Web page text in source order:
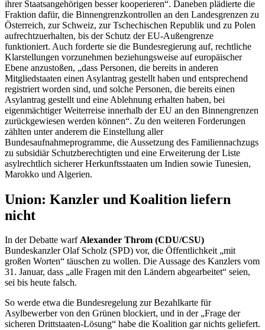
ihrer Staatsangehörigen besser kooperieren“. Daneben plädierte die
Fraktion dafür, die Binnengrenzkontrollen an den Landesgrenzen zu
Österreich, zur Schweiz, zur Tschechischen Republik und zu Polen
aufrechtzuerhalten, bis der Schutz der EU-Außengrenze
funktioniert. Auch forderte sie die Bundesregierung auf, rechtliche
Klarstellungen vorzunehmen beziehungsweise auf europäischer
Ebene anzustoßen, „dass Personen, die bereits in anderen
Mitgliedstaaten einen Asylantrag gestellt haben und entsprechend
registriert worden sind, und solche Personen, die bereits einen
Asylantrag gestellt und eine Ablehnung erhalten haben, bei
eigenmächtiger Weiterreise innerhalb der EU an den Binnengrenzen
zurückgewiesen werden können“. Zu den weiteren Forderungen
zählten unter anderem die Einstellung aller
Bundesaufnahmeprogramme, die Aussetzung des Familiennachzugs
zu subsidiär Schutzberechtigten und eine Erweiterung der Liste
asylrechtlich sicherer Herkunftsstaaten um Indien sowie Tunesien,
Marokko und Algerien.
Union: Kanzler und Koalition liefern
nicht
In der Debatte warfAlexander Throm (CDU/CSU)
Bundeskanzler Olaf Scholz (SPD) vor, die Öffentlichkeit „mit
großen Worten“ täuschen zu wollen. Die Aussage des Kanzlers vom
31. Januar, dass „alle Fragen mit den Ländern abgearbeitet“ seien,
sei bis heute falsch.
So werde etwa die Bundesregelung zur Bezahlkarte für
Asylbewerber von den Grünen blockiert, und in der „Frage der
sicheren Drittstaaten-Lösung“ habe die Koalition gar nichts geliefert.